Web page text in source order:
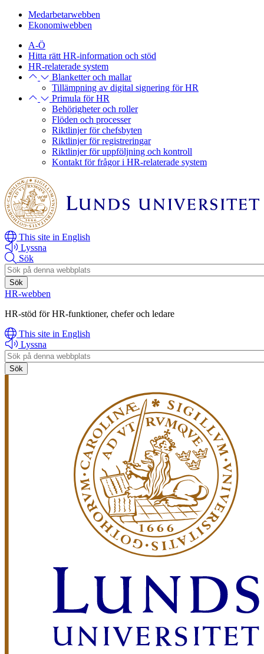
Hoppa
HoppaMedarbetarwebben
Ekonomiwebben
A-Ö
Hitta rätt HR-information och stöd
HR-relaterade system
Blanketter och mallar
Tillämpning av digital signering för HR
Primula för HR
Behörigheter och roller
Flöden och processer
Riktlinjer för chefsbyten
Riktlinjer för registreringar
Riktlinjer för uppföljning och kontroll
Kontakt för frågor i HR-relaterade system
This site in English
Lyssna
Sök
Header
search
HR-webben
HR-stöd för HR-funktioner, chefer och ledare
This site in English
Lyssna
Header
search